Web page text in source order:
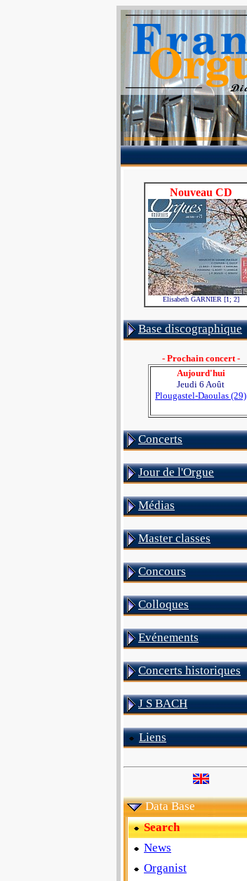
Nouveau CD
Elisabeth GARNIER [1; 2]
Base discographique
- Prochain concert -
Aujourd'hui
Jeudi 6 Août
Plougastel-Daoulas (29)
Concerts
Jour de l'Orgue
Médias
Master classes
Concours
Colloques
Evénements
Concerts historiques
J S BACH
Liens
Data Base
Search
News
Organist